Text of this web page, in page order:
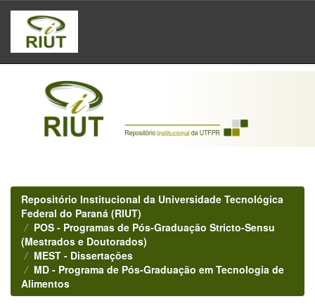
Skip
navigation
Repositório Institucional da Universidade Tecnológica
Federal do Paraná (RIUT)
POS - Programas de Pós-Graduação Stricto-Sensu
(Mestrados e Doutorados)
MEST - Dissertações
MD - Programa de Pós-Graduação em Tecnologia de
Alimentos